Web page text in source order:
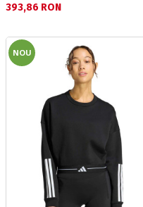
Текуща цена:
393,86 RON
NOU